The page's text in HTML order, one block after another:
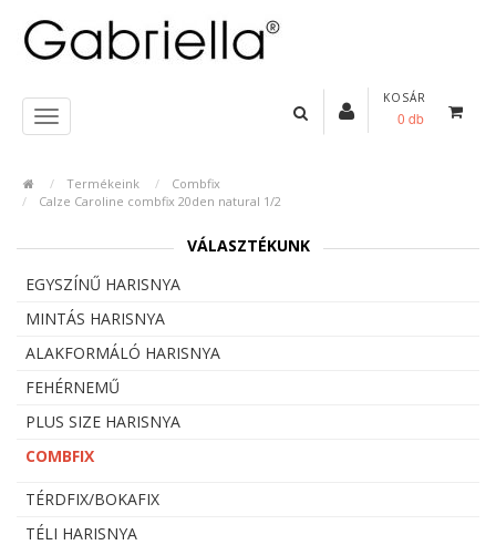
KOSÁR
0 db
Termékeink
Combfix
Calze Caroline combfix 20den natural 1/2
VÁLASZTÉKUNK
EGYSZÍNŰ HARISNYA
MINTÁS HARISNYA
ALAKFORMÁLÓ HARISNYA
FEHÉRNEMŰ
PLUS SIZE HARISNYA
COMBFIX
TÉRDFIX/BOKAFIX
TÉLI HARISNYA